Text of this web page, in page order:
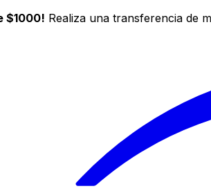
$1000! Realiza una transferencia de